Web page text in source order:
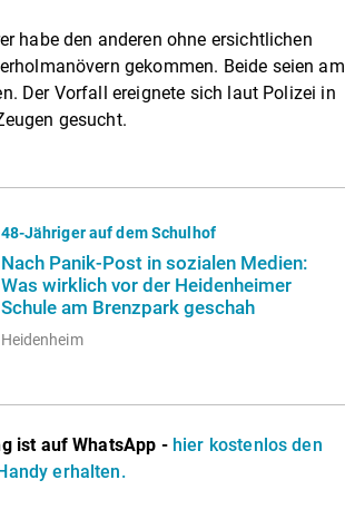
habe den anderen ohne ersichtlichen
gekommen. Beide seien am
Der Vorfall ereignete sich laut Polizei in
gesucht.
Nach Panik-Post in sozialen Medien:
Was wirklich vor der Heidenheimer
Schule am Brenzpark geschah
Heidenheim
48-Jähriger auf dem Schulhof
ist auf WhatsApp - hier kostenlos den
erhalten.